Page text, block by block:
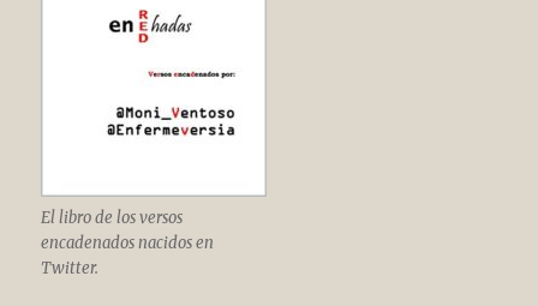
El libro de los versos
encadenados nacidos en
Twitter.